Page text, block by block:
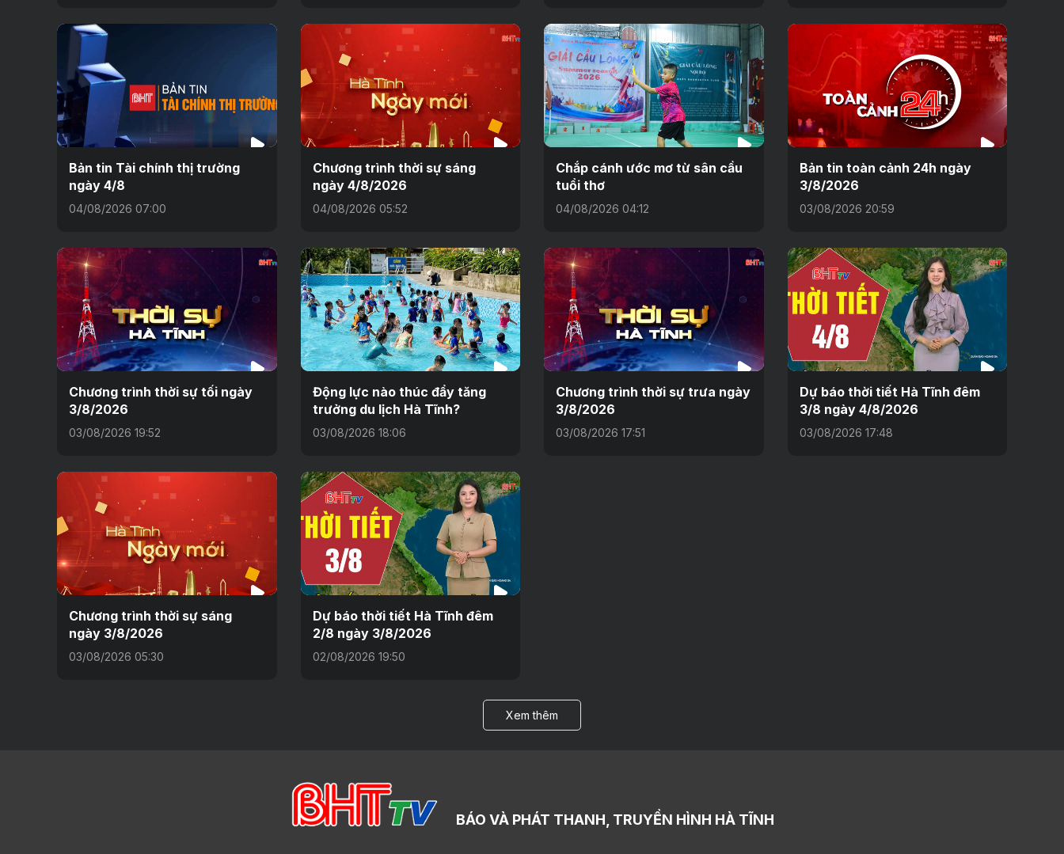
Bản tin Tài chính thị trường
ngày 4/8
04/08/2026 07:00
Chương trình thời sự sáng
ngày 4/8/2026
04/08/2026 05:52
Chắp cánh ước mơ từ sân cầu
tuổi thơ
04/08/2026 04:12
Bản tin toàn cảnh 24h ngày
3/8/2026
03/08/2026 20:59
Chương trình thời sự tối ngày
3/8/2026
03/08/2026 19:52
Động lực nào thúc đẩy tăng
trưởng du lịch Hà Tĩnh?
03/08/2026 18:06
Chương trình thời sự trưa ngày
3/8/2026
03/08/2026 17:51
Dự báo thời tiết Hà Tĩnh đêm
3/8 ngày 4/8/2026
03/08/2026 17:48
Chương trình thời sự sáng
ngày 3/8/2026
03/08/2026 05:30
Dự báo thời tiết Hà Tĩnh đêm
2/8 ngày 3/8/2026
02/08/2026 19:50
Xem thêm
BÁO VÀ PHÁT THANH, TRUYỀN HÌNH HÀ TĨNH